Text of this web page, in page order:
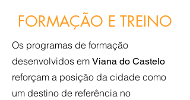
FORMAÇÃO E TREINO
Os programas de formação
desenvolvidos em Viana do Castelo
reforçam a posição da cidade como
um destino de referência no